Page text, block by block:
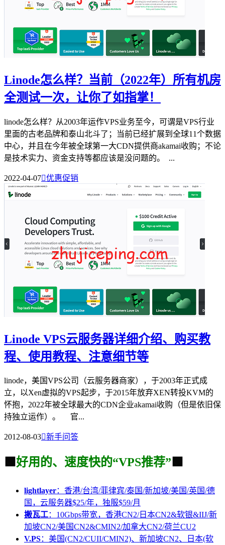
Linode怎么样？当前（2022年）所有机房
全测试一次，让你了如指掌！
linode怎么样？从2003年运作VPS业务至今，可谓是VPS行业
里面的古老品牌和泰山北斗了；当前已经扩展到全球11个数据
中心，并且在今年被全球第一大CDN提供商akamai收购；不论
是技术实力、资金支持等都应该是没问题的。 ...
2022-04-07优惠促销
Linode VPS云服务器详细介绍、购买教
程、使用教程、注意细节等
linode，美国VPS公司（云服务器商家），于2003年正式成
立，以Xen虚拟的VPS起步，于2015年放弃XEN转投KVM的
怀抱，2022年被全球最大的CDN企业akamai收购（但是依旧保
持独立运作）。 官...
2012-08-03新手问答
🟩 好用的、速度快的“VPS推荐” 🟩
lightlayer：香港/台湾/菲律宾/泰国/新加坡/美国/英国/德
国，云服务器$25/年，独服$59/月
搬瓦工：10Gbps带宽，香港CN2/日本CN2&软银&IIJ/新
加坡CN2/美国CN2&CMIN2/加拿大CN2/荷兰CU2
V.PS：美国(CN2/CUII/CMIN2)、新加坡CN2、日本(软